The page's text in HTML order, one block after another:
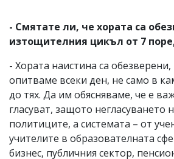
- Смятате ли, че хората са
изтощителния цикъл от 7
- Хората наистина са обезверени,
опитваме всеки ден, не само в
до тях. Да им обясняваме, че е
гласуват, защото негласуването
политиците, а системата – от
учителите в образователната
бизнес, публичния сектор,